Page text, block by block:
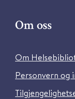
Om oss
Om
Personvern og